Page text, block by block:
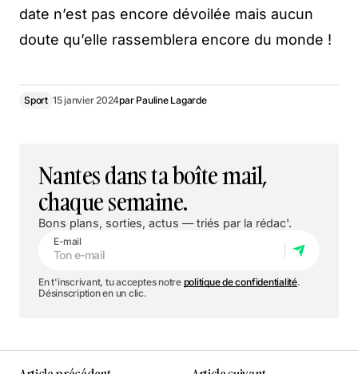
date n’est pas encore dévoilée mais aucun
doute qu’elle rassemblera encore du monde !
Sport 15 janvier 2024par Pauline Lagarde
Nantes dans ta boîte mail,
chaque semaine.
Bons plans, sorties, actus — triés par la rédac'.
E-mail
En t'inscrivant, tu acceptes notre politique de confidentialité.
Désinscription en un clic.